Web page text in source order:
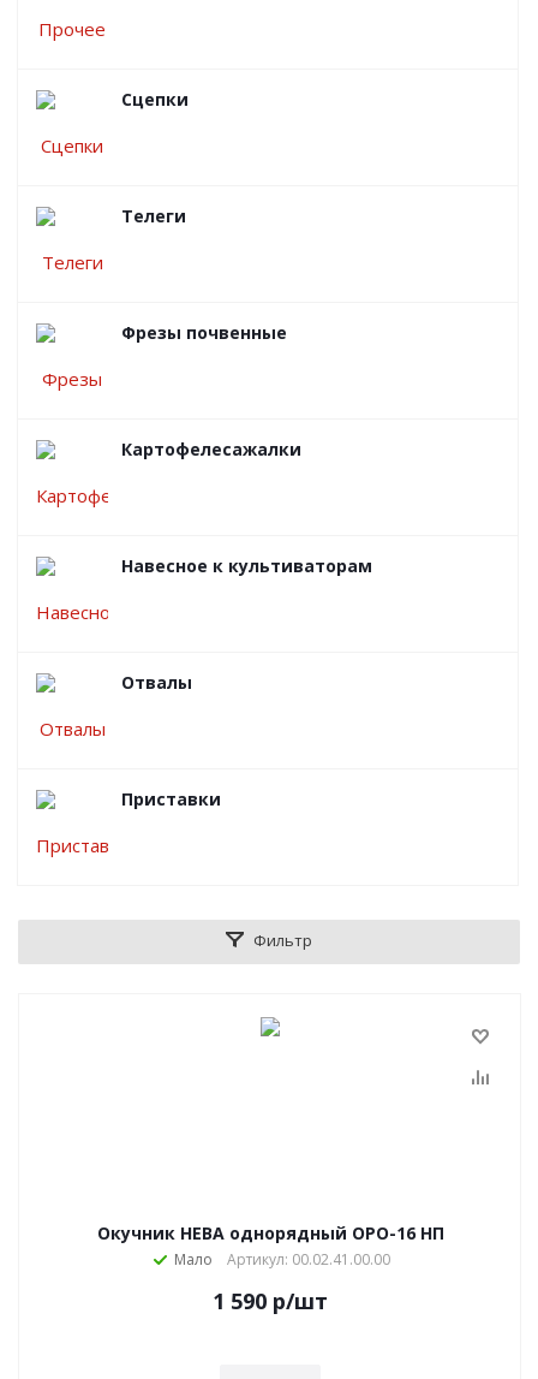
Сцепки
Телеги
Фрезы почвенные
Картофелесажалки
Навесное к культиваторам
Отвалы
Приставки
Фильтр
Окучник НЕВА однорядный ОРО-16 НП
Мало Артикул: 00.02.41.00.00
1 590 р/шт